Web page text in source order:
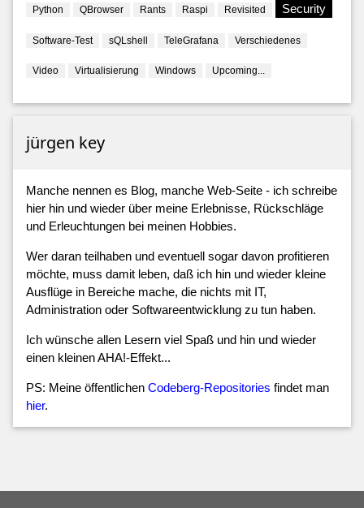
Python QBrowser Rants Raspi Revisited Security
Software-Test sQLshell TeleGrafana Verschiedenes
Video Virtualisierung Windows Upcoming...
jürgen key
Manche nennen es Blog, manche Web-Seite - ich schreibe
hier hin und wieder über meine Erlebnisse, Rückschläge
und Erleuchtungen bei meinen Hobbies.
Wer daran teilhaben und eventuell sogar davon profitieren
möchte, muss damit leben, daß ich hin und wieder kleine
Ausflüge in Bereiche mache, die nichts mit IT,
Administration oder Softwareentwicklung zu tun haben.
Ich wünsche allen Lesern viel Spaß und hin und wieder
einen kleinen AHA!-Effekt...
PS: Meine öffentlichen Codeberg-Repositories findet man
hier.